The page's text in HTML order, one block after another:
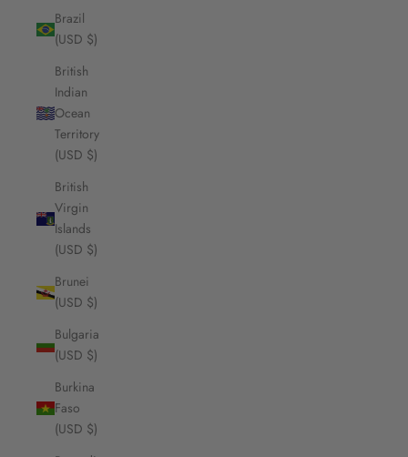
Brazil
(USD $)
British
Indian
Ocean
Territory
(USD $)
British
Virgin
Islands
(USD $)
Brunei
(USD $)
Bulgaria
(USD $)
Burkina
Faso
(USD $)